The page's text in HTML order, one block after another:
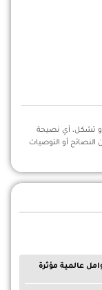
تشكل، أي نصيحة
النصائح أو التوصيات
عالمية مؤثرة